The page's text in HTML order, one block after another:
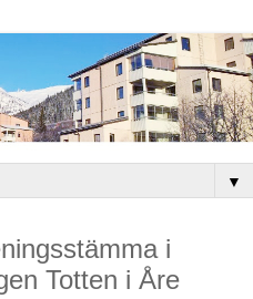
▼
i
Totten i Åre